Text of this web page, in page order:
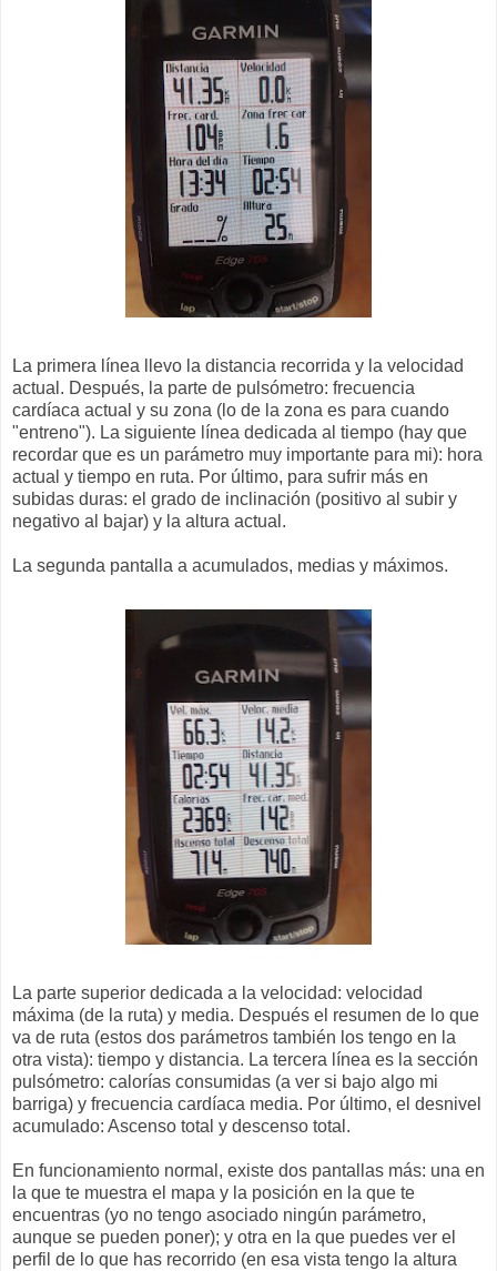
La primera línea llevo la distancia recorrida y la velocidad
actual. Después, la parte de pulsómetro: frecuencia
cardíaca actual y su zona (lo de la zona es para cuando
"entreno"). La siguiente línea dedicada al tiempo (hay que
recordar que es un parámetro muy importante para mi): hora
actual y tiempo en ruta. Por último, para sufrir más en
subidas duras: el grado de inclinación (positivo al subir y
negativo al bajar) y la altura actual.
La segunda pantalla a acumulados, medias y máximos.
La parte superior dedicada a la velocidad: velocidad
máxima (de la ruta) y media. Después el resumen de lo que
va de ruta (estos dos parámetros también los tengo en la
otra vista): tiempo y distancia. La tercera línea es la sección
pulsómetro: calorías consumidas (a ver si bajo algo mi
barriga) y frecuencia cardíaca media. Por último, el desnivel
acumulado: Ascenso total y descenso total.
En funcionamiento normal, existe dos pantallas más: una en
la que te muestra el mapa y la posición en la que te
encuentras (yo no tengo asociado ningún parámetro,
aunque se pueden poner); y otra en la que puedes ver el
perfil de lo que has recorrido (en esa vista tengo la altura